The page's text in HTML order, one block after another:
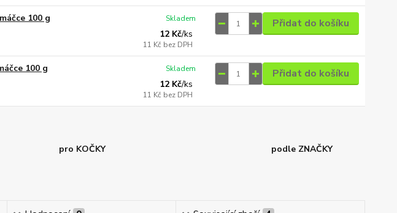
100 g
12 Kč/ks
11 Kč bez DPH
Skladem Přidat do košíku
100 g
12 Kč/ks
11 Kč bez DPH
Skladem Přidat do košíku
pro KOČKY podle ZNAČKY